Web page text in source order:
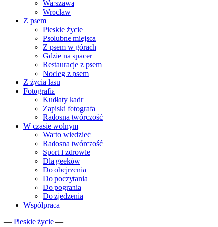
Warszawa
Wrocław
Z psem
Pieskie życie
Psolubne miejsca
Z psem w górach
Gdzie na spacer
Restauracje z psem
Nocleg z psem
Z życia lasu
Fotografia
Kudłaty kadr
Zapiski fotografa
Radosna twórczość
W czasie wolnym
Warto wiedzieć
Radosna twórczość
Sport i zdrowie
Dla geeków
Do obejrzenia
Do poczytania
Do pogrania
Do zjedzenia
Współpraca
— Pieskie życie —